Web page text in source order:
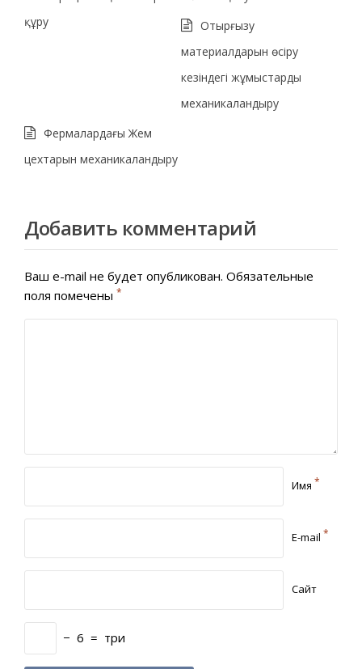
құру
Отырғызу
материалдарын өсіру
кезіндегі жұмыстарды
механикаландыру
Фермалардағы Жем
цехтарын механикаландыру
Добавить комментарий
Ваш e-mail не будет опубликован. Обязательные
поля помечены *
Имя *
E-mail *
Сайт
− 6 = три